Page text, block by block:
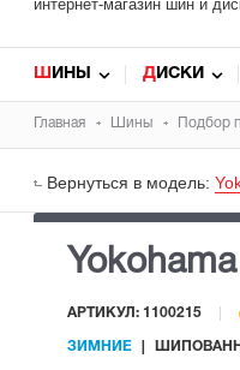
интернет-магазин шин и
ШИНЫ ДИСКИ
Главная Шины Подбор
Вернуться в модель:
АРТИКУЛ: 1100215
ЗИМНИЕ